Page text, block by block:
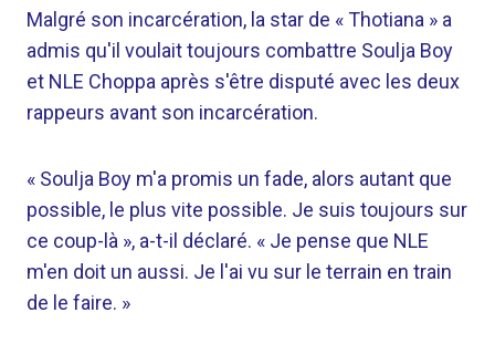
Malgré son incarcération, la star de « Thotiana » a
admis qu'il voulait toujours combattre Soulja Boy
et NLE Choppa après s'être disputé avec les deux
rappeurs avant son incarcération.
« Soulja Boy m'a promis un fade, alors autant que
possible, le plus vite possible. Je suis toujours sur
ce coup-là », a-t-il déclaré. « Je pense que NLE
m'en doit un aussi. Je l'ai vu sur le terrain en train
de le faire. »